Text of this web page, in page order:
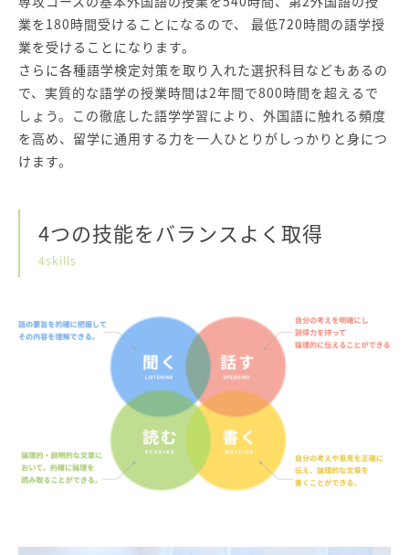
業を180時間受けることになるので、 最低720時間の語学授
業を受けることになります。
さらに各種語学検定対策を取り入れた選択科目などもあるの
で、実質的な語学の授業時間は2年間で800時間を超えるで
しょう。この徹底した語学学習により、外国語に触れる頻度
を高め、留学に通用する力を一人ひとりがしっかりと身につ
けます。
4つの技能をバランスよく取得
4skills